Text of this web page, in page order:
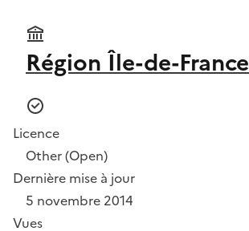
Région Île-de-France
Licence
Other (Open)
Dernière mise à jour
5 novembre 2014
Vues